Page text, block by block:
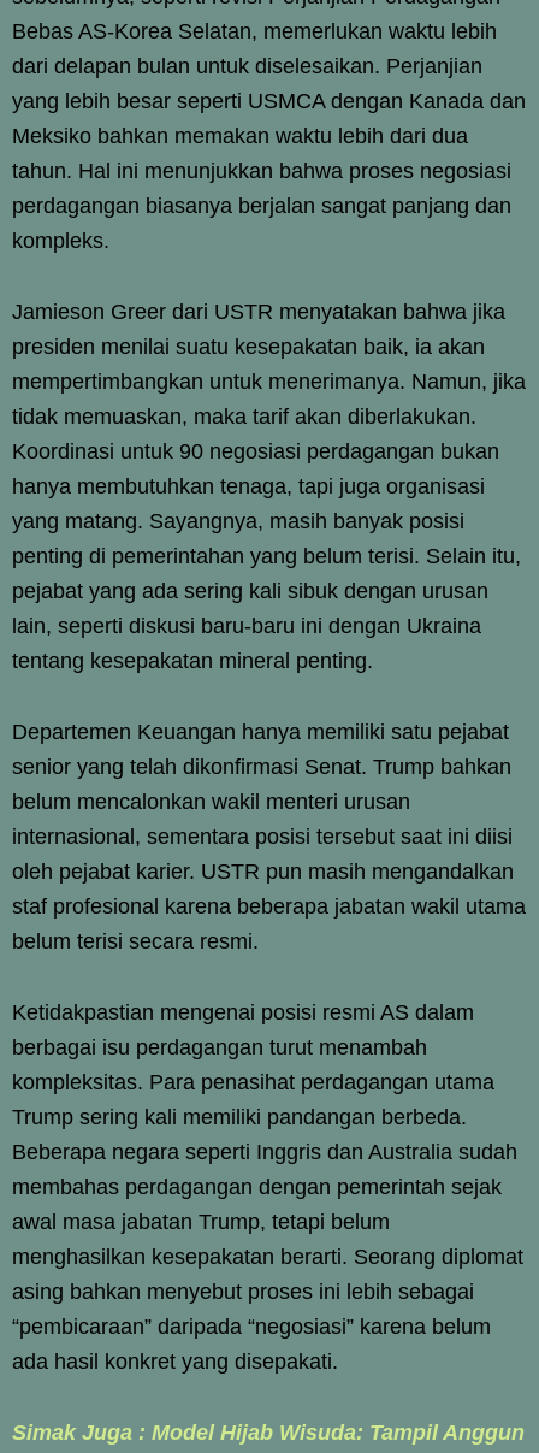
Bebas AS-Korea Selatan, memerlukan waktu lebih
dari delapan bulan untuk diselesaikan. Perjanjian
yang lebih besar seperti USMCA dengan Kanada dan
Meksiko bahkan memakan waktu lebih dari dua
tahun. Hal ini menunjukkan bahwa proses negosiasi
perdagangan biasanya berjalan sangat panjang dan
kompleks.
Jamieson Greer dari USTR menyatakan bahwa jika
presiden menilai suatu kesepakatan baik, ia akan
mempertimbangkan untuk menerimanya. Namun, jika
tidak memuaskan, maka tarif akan diberlakukan.
Koordinasi untuk 90 negosiasi perdagangan bukan
hanya membutuhkan tenaga, tapi juga organisasi
yang matang. Sayangnya, masih banyak posisi
penting di pemerintahan yang belum terisi. Selain itu,
pejabat yang ada sering kali sibuk dengan urusan
lain, seperti diskusi baru-baru ini dengan Ukraina
tentang kesepakatan mineral penting.
Departemen Keuangan hanya memiliki satu pejabat
senior yang telah dikonfirmasi Senat. Trump bahkan
belum mencalonkan wakil menteri urusan
internasional, sementara posisi tersebut saat ini diisi
oleh pejabat karier. USTR pun masih mengandalkan
staf profesional karena beberapa jabatan wakil utama
belum terisi secara resmi.
Ketidakpastian mengenai posisi resmi AS dalam
berbagai isu perdagangan turut menambah
kompleksitas. Para penasihat perdagangan utama
Trump sering kali memiliki pandangan berbeda.
Beberapa negara seperti Inggris dan Australia sudah
membahas perdagangan dengan pemerintah sejak
awal masa jabatan Trump, tetapi belum
menghasilkan kesepakatan berarti. Seorang diplomat
asing bahkan menyebut proses ini lebih sebagai
“pembicaraan” daripada “negosiasi” karena belum
ada hasil konkret yang disepakati.
Simak Juga : Model Hijab Wisuda: Tampil Anggun